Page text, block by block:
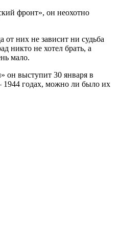
фронт», он неохотно
от них не зависит ни судьба
никто не хотел брать, а
мало.
он выступит 30 января в
1944 годах, можно ли было их